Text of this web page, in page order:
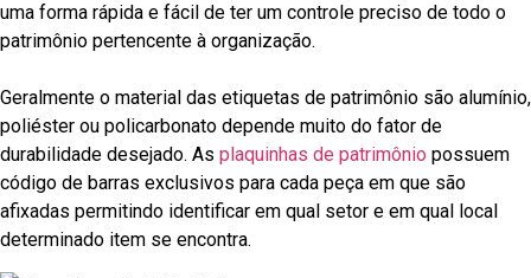
uma forma rápida e fácil de ter um controle preciso de todo o
patrimônio pertencente à organização.
Geralmente o material das etiquetas de patrimônio são alumínio,
poliéster ou policarbonato depende muito do fator de
durabilidade desejado. As plaquinhas de patrimônio possuem
código de barras exclusivos para cada peça em que são
afixadas permitindo identificar em qual setor e em qual local
determinado item se encontra.